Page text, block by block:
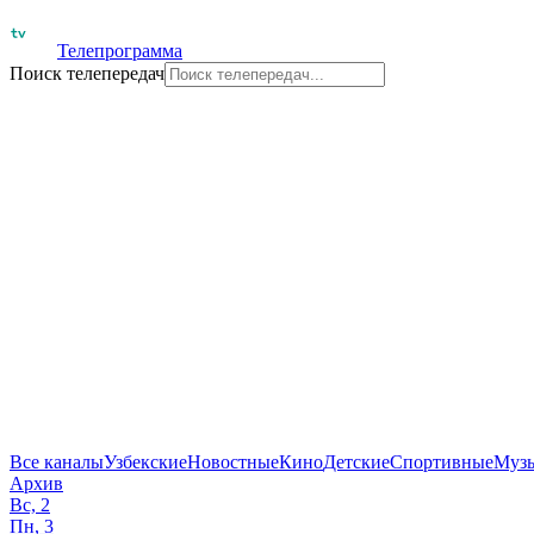
Телепрограмма
Поиск телепередач
Все каналыУзбекскиеНовостныеКиноДетскиеСпортивные
Архив
Вс, 2
Пн, 3